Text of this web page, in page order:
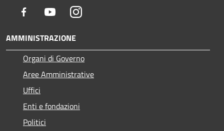
Facebook YoutubeInstagram
AMMINISTRAZIONE
Organi di Governo
Aree Amministrative
Uffici
Enti e fondazioni
Politici